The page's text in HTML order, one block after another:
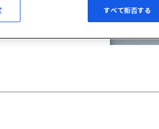
すべて拒否する